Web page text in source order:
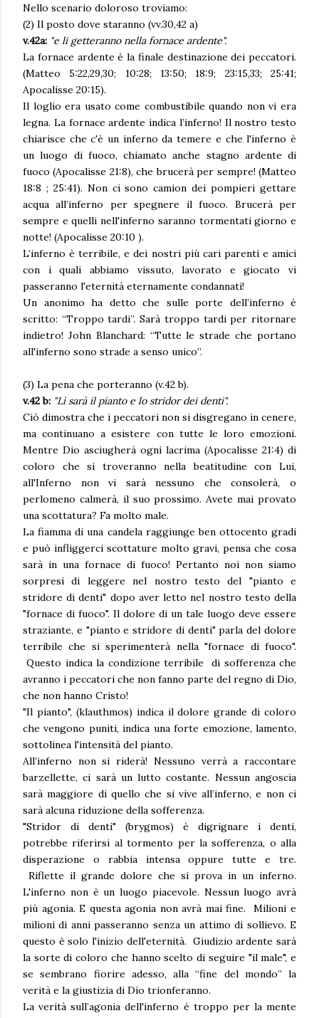
Nello scenario doloroso troviamo:
(2) Il posto dove staranno (vv.30,42 a)
v.42a: "e li getteranno nella fornace ardente".
La fornace ardente è la finale destinazione dei peccatori.
(Matteo 5:22,29,30; 10:28; 13:50; 18:9; 23:15,33; 25:41;
Apocalisse 20:15).
Il loglio era usato come combustibile quando non vi era
legna. La fornace ardente indica l’inferno! Il nostro testo
chiarisce che c'è un inferno da temere e che l'inferno è
un luogo di fuoco, chiamato anche stagno ardente di
fuoco (Apocalisse 21:8), che brucerà per sempre! (Matteo
18:8 ; 25:41). Non ci sono camion dei pompieri gettare
acqua all’inferno per spegnere il fuoco. Brucerà per
sempre e quelli nell'inferno saranno tormentati giorno e
notte! (Apocalisse 20:10 ).
L’inferno è terribile, e dei nostri più cari parenti e amici
con i quali abbiamo vissuto, lavorato e giocato vi
passeranno l'eternità eternamente condannati!
Un anonimo ha detto che sulle porte dell’inferno è
scritto: “Troppo tardi”. Sarà troppo tardi per ritornare
indietro! John Blanchard: “Tutte le strade che portano
all'inferno sono strade a senso unico”.
(3) La pena che porteranno (v.42 b).
v.42 b: "Lì sarà il pianto e lo stridor dei denti".
Ciò dimostra che i peccatori non si disgregano in cenere,
ma continuano a esistere con tutte le loro emozioni.
Mentre Dio asciugherà ogni lacrima (Apocalisse 21:4) di
coloro che si troveranno nella beatitudine con Lui,
all'Inferno non vi sarà nessuno che consolerà, o
perlomeno calmerà, il suo prossimo. Avete mai provato
una scottatura? Fa molto male.
La fiamma di una candela raggiunge ben ottocento gradi
e può infliggerci scottature molto gravi, pensa che cosa
sarà in una fornace di fuoco! Pertanto noi non siamo
sorpresi di leggere nel nostro testo del "pianto e
stridore di denti" dopo aver letto nel nostro testo della
"fornace di fuoco". Il dolore di un tale luogo deve essere
straziante, e "pianto e stridore di denti" parla del dolore
terribile che si sperimenterà nella "fornace di fuoco".
Questo indica la condizione terribile di sofferenza che
avranno i peccatori che non fanno parte del regno di Dio,
che non hanno Cristo!
"Il pianto", (klauthmos) indica il dolore grande di coloro
che vengono puniti, indica una forte emozione, lamento,
sottolinea l'intensità del pianto.
All’inferno non si riderà! Nessuno verrà a raccontare
barzellette, ci sarà un lutto costante. Nessun angoscia
sarà maggiore di quello che si vive all’inferno, e non ci
sarà alcuna riduzione della sofferenza.
"Stridor di denti" (brygmos) è digrignare i denti,
potrebbe riferirsi al tormento per la sofferenza, o alla
disperazione o rabbia intensa oppure tutte e tre.
Riflette il grande dolore che si prova in un inferno.
L'inferno non è un luogo piacevole. Nessun luogo avrà
più agonia. E questa agonia non avrà mai fine. Milioni e
milioni di anni passeranno senza un attimo di sollievo. E
questo è solo l'inizio dell'eternità. Giudizio ardente sarà
la sorte di coloro che hanno scelto di seguire "il male", e
se sembrano fiorire adesso, alla “fine del mondo” la
verità e la giustizia di Dio trionferanno.
La verità sull’agonia dell'inferno è troppo per la mente